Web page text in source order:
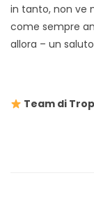
in tanto, non ve
come sempre
allora – un
Team di